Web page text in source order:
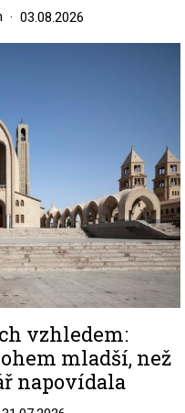
03.08.2026
vzhledem:
mladší, než
napovídala